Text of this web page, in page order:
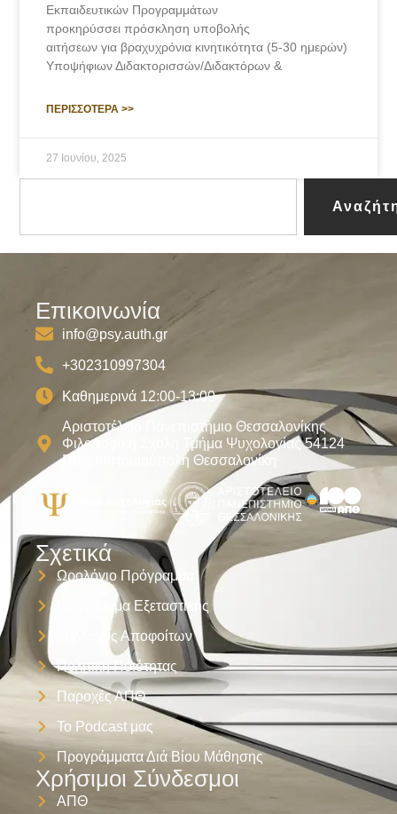
Εκπαιδευτικών Προγραμμάτων
προκηρύσσει πρόσκληση υποβολής
αιτήσεων για βραχυχρόνια κινητικότητα (5-30 ημερών)
Υποψήφιων Διδακτορισσών/Διδακτόρων &
ΠΕΡΙΣΣΟΤΕΡΑ >>
27 Ιουνίου, 2025
Χρήσιμοι Σύνδεσμοι
ΑΠΘ
Σχετικά
Ωρολόγιο Πρόγραμμα
Πρόγραμμα Εξεταστικής
Σύλλογος Αποφοίτων
Πολιτική Ποιότητας
Παροχές ΑΠΘ
Το Podcast μας
Προγράμματα Διά Βίου Μάθησης
Επικοινωνία
info@psy.auth.gr
+302310997304
Καθημερινά 12:00-13:00
Αριστοτέλειο Πανεπιστήμιο Θεσσαλονίκης
Φιλοσοφική Σχολή Τμήμα Ψυχολογίας 54124
Πανεπιστημιούπολη Θεσσαλονίκη